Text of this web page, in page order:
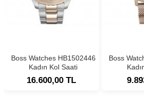
Boss Watches HB1502446
Kadın Kol Saati
16.600,00 TL
Boss